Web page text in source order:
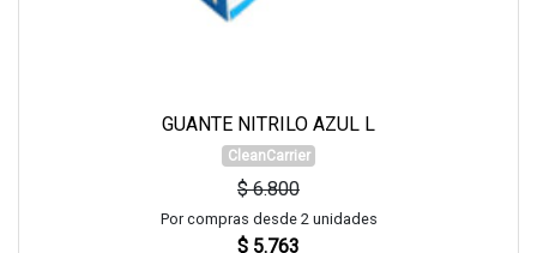
GUANTE NITRILO AZUL L
CleanCarrier
$ 6.800
Por compras desde 2 unidades
$ 5.763